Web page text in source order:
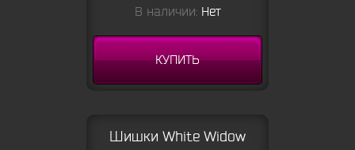
В наличии: Нет
КУПИТЬ
Шишки White Widow